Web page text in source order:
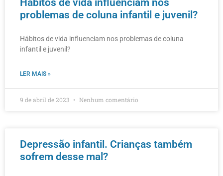
Hábitos de vida influenciam nos
problemas de coluna infantil e juvenil?
Hábitos de vida influenciam nos problemas de coluna
infantil e juvenil?
LER MAIS »
9 de abril de 2023 Nenhum comentário
Depressão infantil. Crianças também
sofrem desse mal?